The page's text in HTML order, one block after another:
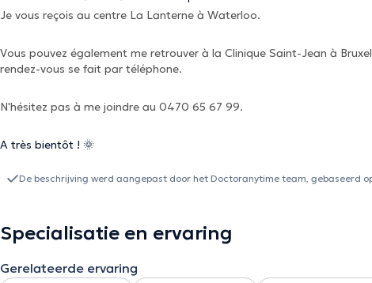
Je vous reçois au centre La Lanterne à Waterloo.
Vous pouvez également me retrouver à la Clinique Saint-Jean à
rendez-vous se fait par téléphone.
N'hésitez pas à me joindre au 0470 65 67 99.
A très bientôt ! 🌞
De beschrijving werd aangepast door het Doctoranytime team, gebaseerd
Specialisatie en ervaring
Gerelateerde ervaring